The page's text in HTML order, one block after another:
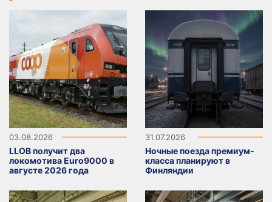
03.08.2026
LLOB получит два
локомотива Euro9000 в
августе 2026 года
31.07.2026
Ночные поезда премиум-
класса планируют в
Финляндии